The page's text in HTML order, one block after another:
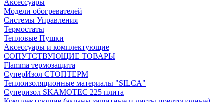
Аксессуары
Модели обогревателей
Системы Управления
Термостаты
Тепловые Пушки
Аксессуары и комплектующие
СОПУТСТВУЮЩИЕ ТОВАРЫ
Flamma термозащита
СуперИзол СТОПТЕРМ
Теплоизоляционные материалы "SILCA"
Суперизол SKAMOTEC 225 плита